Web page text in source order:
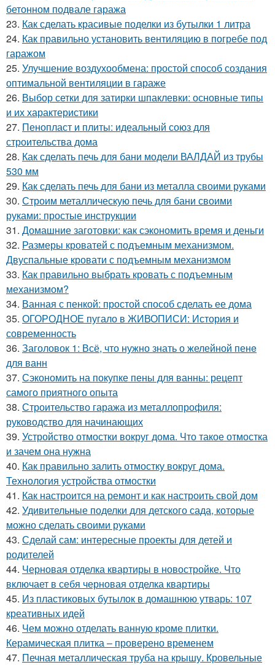
бетонном подвале гаража
23. Как сделать красивые поделки из бутылки 1 литра
24. Как правильно установить вентиляцию в погребе под
гаражом
25. Улучшение воздухообмена: простой способ создания
оптимальной вентиляции в гараже
26. Выбор сетки для затирки шпаклевки: основные типы
и их характеристики
27. Пенопласт и плиты: идеальный союз для
строительства дома
28. Как сделать печь для бани модели ВАЛДАЙ из трубы
530 мм
29. Как сделать печь для бани из металла своими руками
30. Строим металлическую печь для бани своими
руками: простые инструкции
31. Домашние заготовки: как сэкономить время и деньги
32. Размеры кроватей с подъемным механизмом.
Двуспальные кровати с подъемным механизмом
33. Как правильно выбрать кровать с подъемным
механизмом?
34. Ванная с пенкой: простой способ сделать ее дома
35. ОГОРОДНОЕ пугало в ЖИВОПИСИ: История и
современность
36. Заголовок 1: Всё, что нужно знать о желейной пенe
для ванн
37. Сэкономить на покупке пены для ванны: рецепт
самого приятного опыта
38. Строительство гаража из металлопрофиля:
руководство для начинающих
39. Устройство отмостки вокруг дома. Что такое отмостка
и зачем она нужна
40. Как правильно залить отмостку вокруг дома.
Технология устройства отмостки
41. Как настроится на ремонт и как настроить свой дом
42. Удивительные поделки для детского сада, которые
можно сделать своими руками
43. Сделай сам: интересные проекты для детей и
родителей
44. Черновая отделка квартиры в новостройке. Что
включает в себя черновая отделка квартиры
45. Из пластиковых бутылок в домашнюю утварь: 107
креативных идей
46. Чем можно отделать ванную кроме плитки.
Керамическая плитка – проверено временем
47. Печная металлическая труба на крышу. Кровельные